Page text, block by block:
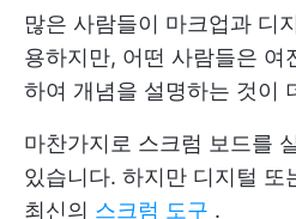
많은 사람들이 마크업과 디
용하지만, 어떤 사람들은 여
하여 개념을 설명하는 것이
마찬가지로 스크럼 보드를
있습니다. 하지만 디지털 또
최신의 스크럼 도구 .